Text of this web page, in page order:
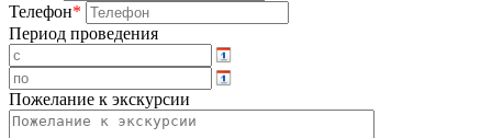
Телефон*
Период проведения
Пожелание к экскурсии